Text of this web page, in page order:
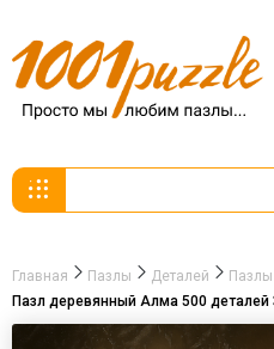
Главная Пазлы Деталей
Пазл деревянный Алма 500